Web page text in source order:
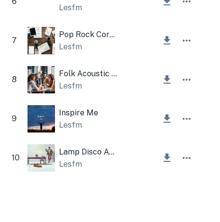
Lesfm
7
Pop Rock Corporate
Lesfm
8
Folk Acoustic Harmonica
Lesfm
9
Inspire Me
Lesfm
10
Lamp Disco Ambient Verse
Lesfm